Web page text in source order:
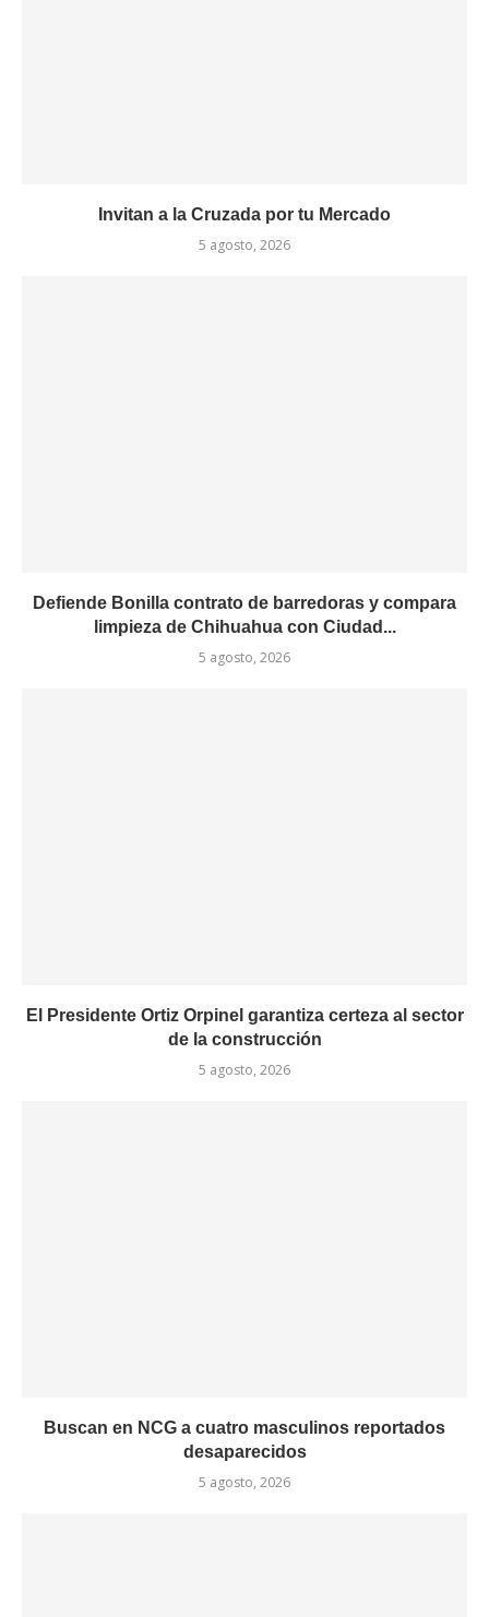
Invitan a la Cruzada por tu Mercado
5 agosto, 2026
Defiende Bonilla contrato de barredoras y compara
limpieza de Chihuahua con Ciudad...
5 agosto, 2026
El Presidente Ortiz Orpinel garantiza certeza al sector
de la construcción
5 agosto, 2026
Buscan en NCG a cuatro masculinos reportados
desaparecidos
5 agosto, 2026